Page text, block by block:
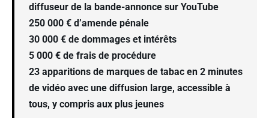
diffuseur de la bande-annonce sur YouTube
250 000 € d’amende pénale
30 000 € de dommages et intérêts
5 000 € de frais de procédure
23 apparitions de marques de tabac en 2 minutes
de vidéo avec une diffusion large, accessible à
tous, y compris aux plus jeunes